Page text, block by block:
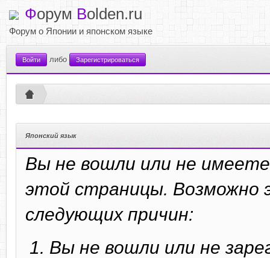
Форум Bolden.ru
Форум о Японии и японском языке
Войти либо Зарегистрироваться
Японский язык
Вы не вошли или не
этой страницы. Возможно
следующих причин:
Вы не вошли или не